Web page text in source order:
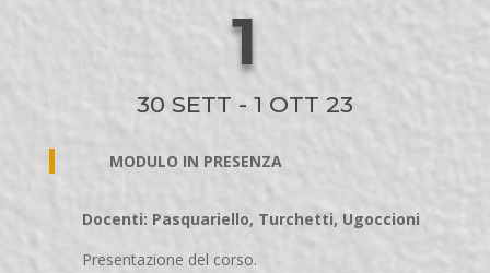
1
30 SETT - 1 OTT 23
MODULO IN PRESENZA
Docenti: Pasquariello, Turchetti, Ugoccioni
Presentazione del corso.